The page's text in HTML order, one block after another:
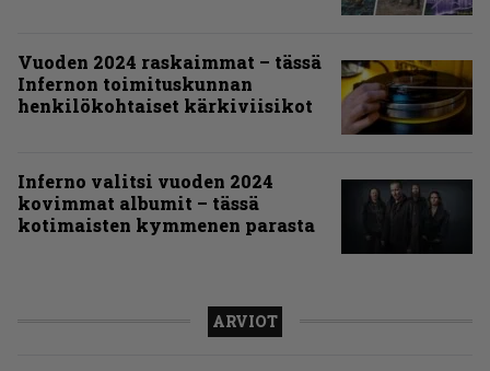
Vuoden 2024 raskaimmat – tässä
Infernon toimituskunnan
henkilökohtaiset kärkiviisikot
Inferno valitsi vuoden 2024
kovimmat albumit – tässä
kotimaisten kymmenen parasta
ARVIOT